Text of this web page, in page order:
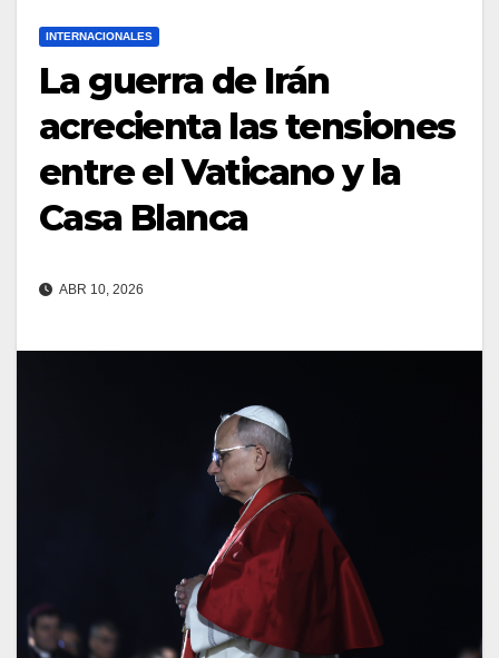
INTERNACIONALES
La guerra de Irán
acrecienta las tensiones
entre el Vaticano y la
Casa Blanca
ABR 10, 2026